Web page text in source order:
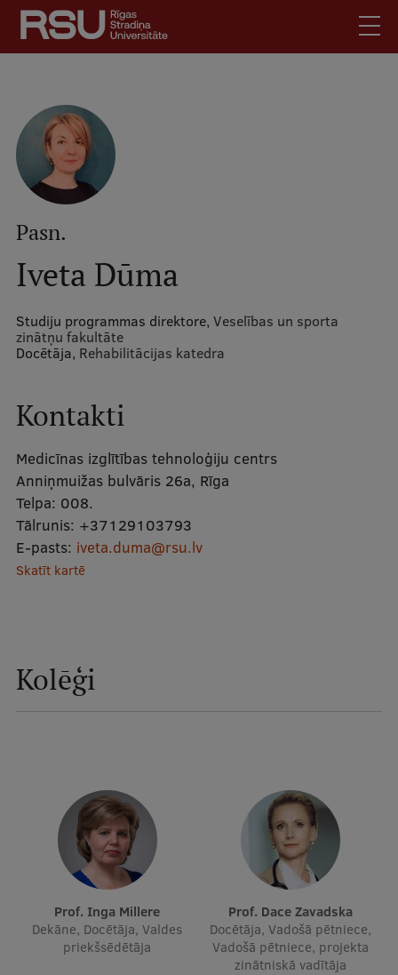
Pārlekt
galveno
saturu
Latviski
Meklēt Mobile
augšējā
izvēlne
Skolēniem
Studentiem
Darba devējiem
Kontakti
Mobile
galvenā
izvēlne
Pamatstudiju programmas
Maģistra studiju programmas
Praktiska informācija
Studentu dzīve
Studiju norises vietas
Fakultātes
Mūsu cilvēki
Pasn.
Iveta Dūma
Studiju programmas direktore, Veselības un sporta
zinātņu fakultāte
Docētāja, Rehabilitācijas katedra
Kontakti
Medicīnas izglītības tehnoloģiju centrs
Anniņmuižas bulvāris 26a, Rīga
Telpa: 008.
Tālrunis: +37129103793
E-pasts: iveta.duma@rsu.lv
Skatīt kartē
Kolēģi
Prof. Inga Millere
Dekāne, Docētāja, Valdes
priekšsēdētāja
Prof. Dace Zavadska
Docētāja, Vadošā pētniece,
Vadošā pētniece, projekta
zinātniskā vadītāja